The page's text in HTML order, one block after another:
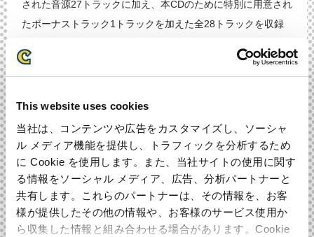
This website uses cookies
当社は、コンテンツや広告をカスタマイズし、ソーシャ
ル メディア機能を提供し、トラフィックを分析するため
に Cookie を使用します。また、当社サイトの使用に関す
る情報をソーシャル メディア、広告、分析パートナーと
共有します。これらのパートナーは、その情報を、お客
様が提供したその他の情報や、お客様のサービス使用か
ら収集した情報と組み合わせる場合があります。Cookie
された音源27トラックに加え、本CDのために特別に用意され
たボーナストラック1トラックを加えた全28トラックを収録
完全新作と過去人気楽曲のアレンジから構成された本作の全
います。また、サウンドトラック専用のアウトロアレンジな
ど、ゲーム本編では聴けない本作ならではの仕様です。ロッ
クマンファン必携のアイテムとなっています。